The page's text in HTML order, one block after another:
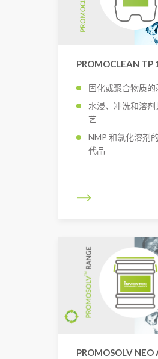
PROMOCLEAN TP
固化或聚合物质的
水浸、冲洗和溶剂
艺
NMP 和氯化溶剂
代品
PROMOSOLV NEO